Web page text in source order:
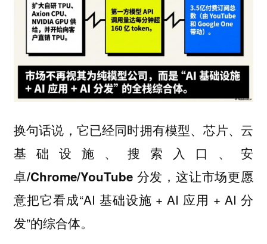
换句话说，它已经同时拥有模型、芯片、云
基础设施、搜索入口、安
卓/Chrome/YouTube 分发 ，这让市场更愿
意把它看成“AI 基础设施 + AI 应用 + AI 分
发”的综合体。